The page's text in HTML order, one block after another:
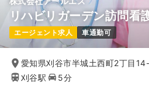
リハビリガーデン訪問看
エージェント求人 車通勤可
愛知県刈谷市半城土西町2丁目
刈谷駅
5分